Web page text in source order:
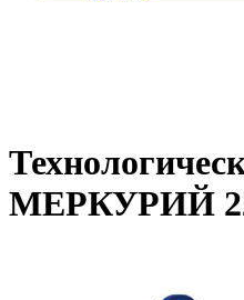
МЕРКУРИЙ